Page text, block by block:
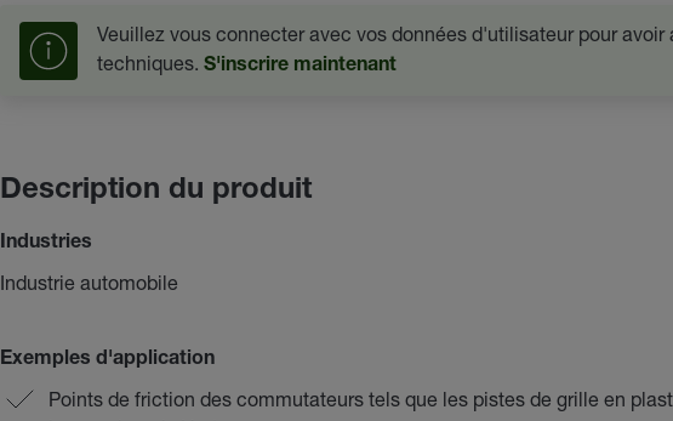
Veuillez vous connecter avec vos données d'utilisateur pour
techniques. S'inscrire maintenant
Description du produit
Industries
Industrie automobile
Exemples d'application
Points de friction des commutateurs tels que les pistes de grille en